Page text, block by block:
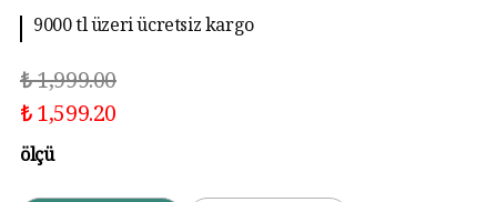
9000 tl üzeri ücretsiz kargo
₺ 1,999.00
₺ 1,599.20
ölçü